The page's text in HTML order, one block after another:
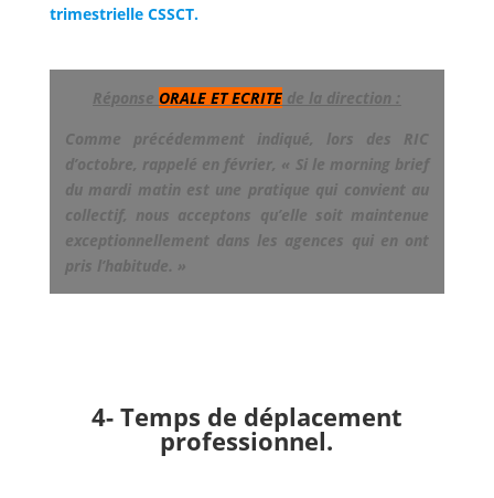
trimestrielle CSSCT.
RéponseORALE ET ECRITE de la direction :
Comme précédemment indiqué, lors des RIC
d’octobre, rappelé en février, « Si le morning brief
du mardi matin est une pratique qui convient au
collectif, nous acceptons qu’elle soit maintenue
exceptionnellement dans les agences qui en ont
pris l’habitude. »
4- Temps de déplacement
professionnel.